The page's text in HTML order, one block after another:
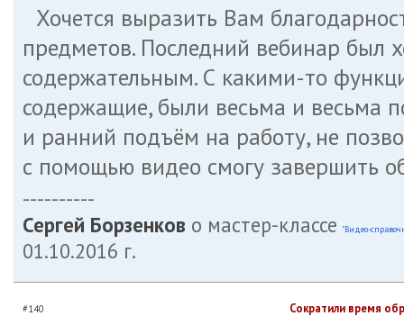
Хочется выразить Вам
предметов. Последний вебинар был
содержательным. С какими-то
содержащие, были весьма и весьма
и ранний подъём на работу, не
с помощью видео смогу завершить
----------
Сергей Борзенков о мастер-классе "Видео-
01.10.2016 г.
#140 Сократили время